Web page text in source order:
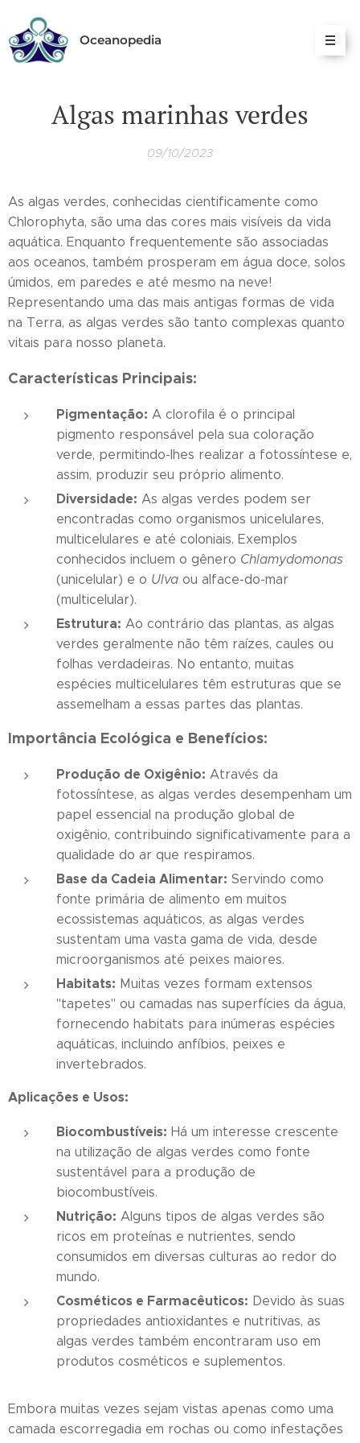
Oceanopedia
Algas marinhas verdes
09/10/2023
As algas verdes, conhecidas cientificamente como
Chlorophyta, são uma das cores mais visíveis da vida
aquática. Enquanto frequentemente são associadas
aos oceanos, também prosperam em água doce, solos
úmidos, em paredes e até mesmo na neve!
Representando uma das mais antigas formas de vida
na Terra, as algas verdes são tanto complexas quanto
vitais para nosso planeta.
Características Principais:
Pigmentação: A clorofila é o principal
pigmento responsável pela sua coloração
verde, permitindo-lhes realizar a fotossíntese e,
assim, produzir seu próprio alimento.
Diversidade: As algas verdes podem ser
encontradas como organismos unicelulares,
multicelulares e até coloniais. Exemplos
conhecidos incluem o gênero Chlamydomonas
(unicelular) e o Ulva ou alface-do-mar
(multicelular).
Estrutura: Ao contrário das plantas, as algas
verdes geralmente não têm raízes, caules ou
folhas verdadeiras. No entanto, muitas
espécies multicelulares têm estruturas que se
assemelham a essas partes das plantas.
Importância Ecológica e Benefícios:
Produção de Oxigênio: Através da
fotossíntese, as algas verdes desempenham um
papel essencial na produção global de
oxigênio, contribuindo significativamente para a
qualidade do ar que respiramos.
Base da Cadeia Alimentar: Servindo como
fonte primária de alimento em muitos
ecossistemas aquáticos, as algas verdes
sustentam uma vasta gama de vida, desde
microorganismos até peixes maiores.
Habitats: Muitas vezes formam extensos
"tapetes" ou camadas nas superfícies da água,
fornecendo habitats para inúmeras espécies
aquáticas, incluindo anfíbios, peixes e
invertebrados.
Aplicações e Usos:
Biocombustíveis: Há um interesse crescente
na utilização de algas verdes como fonte
sustentável para a produção de
biocombustíveis.
Nutrição: Alguns tipos de algas verdes são
ricos em proteínas e nutrientes, sendo
consumidos em diversas culturas ao redor do
mundo.
Cosméticos e Farmacêuticos: Devido às suas
propriedades antioxidantes e nutritivas, as
algas verdes também encontraram uso em
produtos cosméticos e suplementos.
Embora muitas vezes sejam vistas apenas como uma
camada escorregadia em rochas ou como infestações